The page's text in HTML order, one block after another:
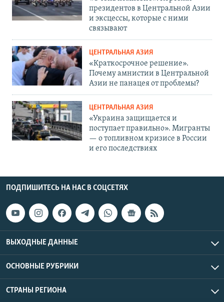
президентов в Центральной Азии
и эксцессы, которые с ними
связывают
ЦЕНТРАЛЬНАЯ АЗИЯ
«Краткосрочное решение».
Почему амнистии в Центральной
Азии не панацея от проблемы?
ЦЕНТРАЛЬНАЯ АЗИЯ
«Украина защищается и
поступает правильно». Мигранты
— о топливном кризисе в России
и его последствиях
ПОДПИШИТЕСЬ НА НАС В СОЦСЕТЯХ
ВЫХОДНЫЕ ДАННЫЕ
ОСНОВНЫЕ РУБРИКИ
СТРАНЫ РЕГИОНА